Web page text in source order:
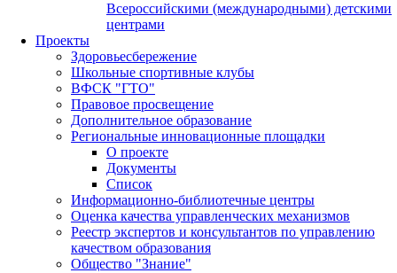
Всероссийскими (международными) детскими
центрами
Проекты
Здоровьесбережение
Школьные спортивные клубы
ВФСК "ГТО"
Правовое просвещение
Дополнительное образование
Региональные инновационные площадки
О проекте
Документы
Список
Информационно-библиотечные центры
Оценка качества управленческих механизмов
Реестр экспертов и консультантов по управлению
качеством образования
Общество "Знание"